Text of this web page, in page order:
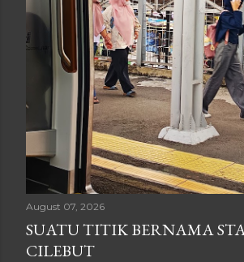
August 07, 2026
SUATU TITIK BERNAMA
CILEBUT